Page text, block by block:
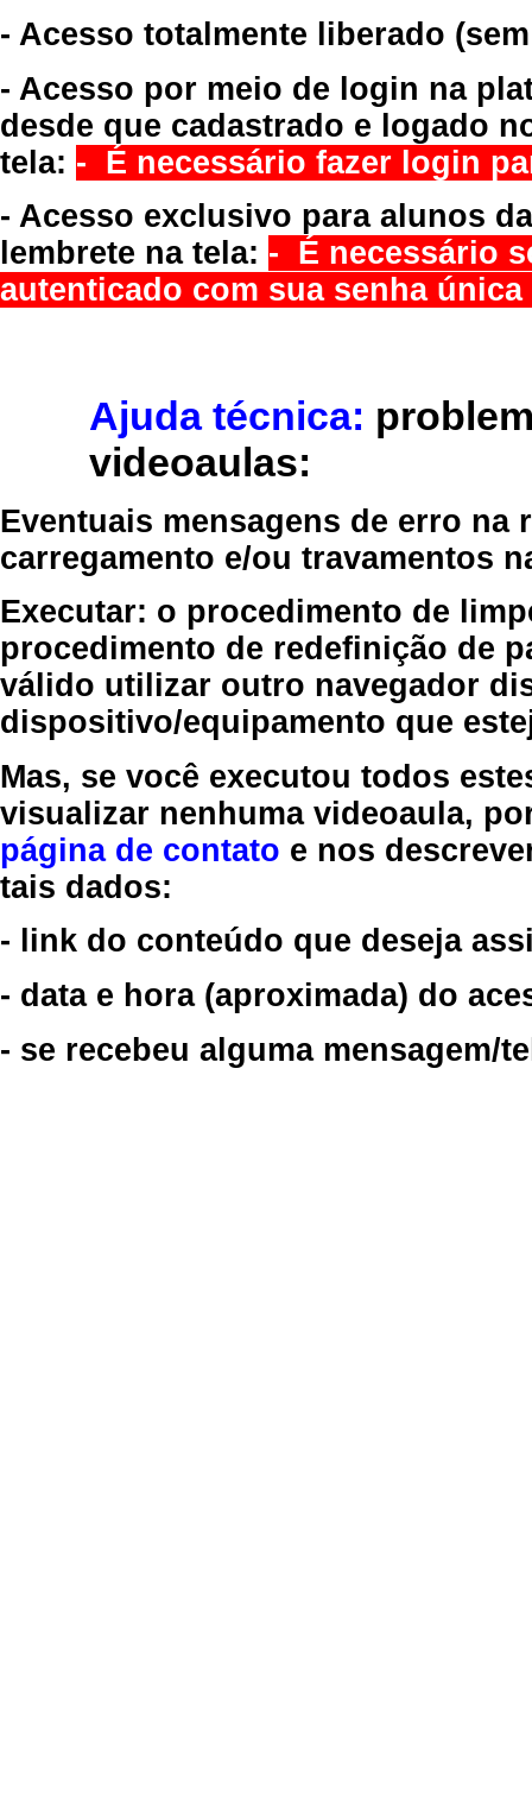
- Acesso totalmente liberado
- Acesso por meio de login na
desde que cadastrado e logado
tela: - É necessário fazer login
- Acesso exclusivo para alunos
lembrete na tela: - É necessário
autenticado com sua senha
Ajuda técnica:
videoaulas:
Eventuais mensagens de erro
carregamento e/ou travamentos
Executar: o procedimento de
procedimento de redefinição de
válido utilizar outro navegador
dispositivo/equipamento que
Mas, se você executou todos
visualizar nenhuma videoaula,
página de contato e nos
tais dados:
- link do conteúdo que deseja
- data e hora (aproximada) do
- se recebeu alguma mensagem/